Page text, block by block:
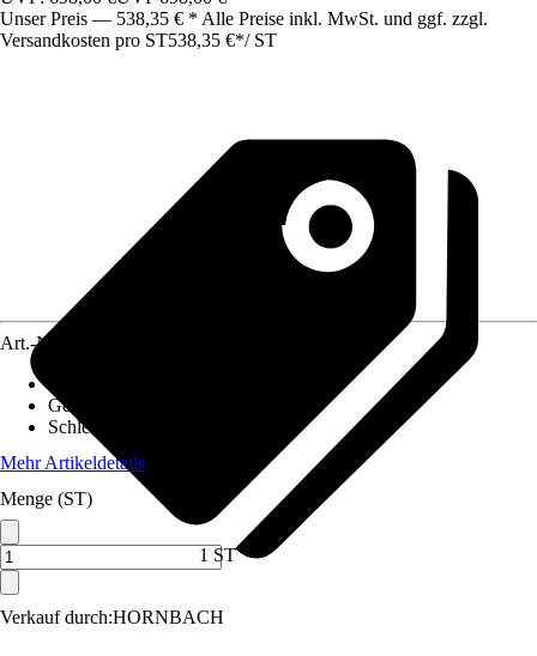
Unser Preis — 538,35 € * Alle Preise inkl. MwSt. und ggf. zzgl.
Versandkosten pro ST538,35 €*/ ST
Verkauf durch:HORNBACH
Art.-Nr.
Gewicht inkl. Akku
Schleifteller
Mehr Artikeldetails
Menge (ST)
1 ST